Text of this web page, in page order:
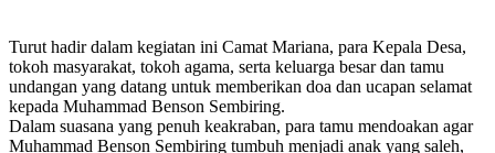
Turut hadir dalam kegiatan ini Camat Mariana, para Kepala Desa,
tokoh masyarakat, tokoh agama, serta keluarga besar dan tamu
undangan yang datang untuk memberikan doa dan ucapan selamat
kepada Muhammad Benson Sembiring.
Dalam suasana yang penuh keakraban, para tamu mendoakan agar
Muhammad Benson Sembiring tumbuh menjadi anak yang saleh,